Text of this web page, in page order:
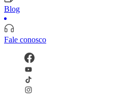
Blog
Fale conosco